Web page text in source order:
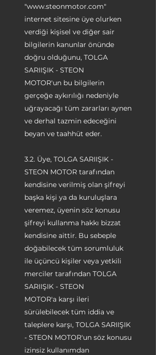
"www.steonmotor.com"
internet sitesine üye olurken
verdiği kişisel ve diğer sair
bilgilerin kanunlar önünde
doğru olduğunu, TOLGA
SARIIŞIK - STEON
MOTOR'un bu bilgilerin
gerçeğe aykırılığı nedeniyle
uğrayacağı tüm zararları aynen
ve derhal tazmin edeceğini
beyan ve taahhüt eder.
3.2. Üye, TOLGA SARIIŞIK -
STEON MOTOR tarafından
kendisine verilmiş olan şifreyi
başka kişi ya da kuruluşlara
veremez, üyenin söz konusu
şifreyi kullanma hakkı bizzat
kendisine aittir. Bu sebeple
doğabilecek tüm sorumluluk
ile üçüncü kişiler veya yetkili
merciler tarafından TOLGA
SARIIŞIK - STEON
MOTOR'a karşı ileri
sürülebilecek tüm iddia ve
taleplere karşı, TOLGA SARIIŞIK
- STEON MOTOR'un söz konusu
izinsiz kullanımdan